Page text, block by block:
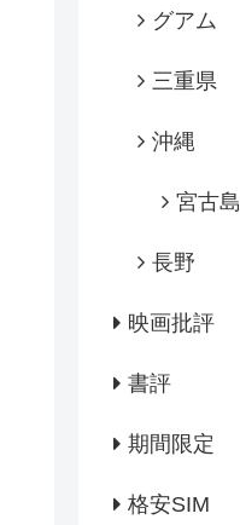
グアム
三重県
沖縄
宮古島
長野
映画批評
書評
期間限定
格安SIM